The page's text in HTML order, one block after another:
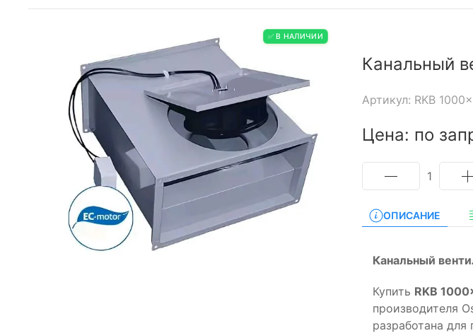
✅ В НАЛИЧИИ
Канальный
Артикул: RKB
Цена: по
1
ОПИСАНИЕ
Канальный
Купить RKB
производителя
разработана для